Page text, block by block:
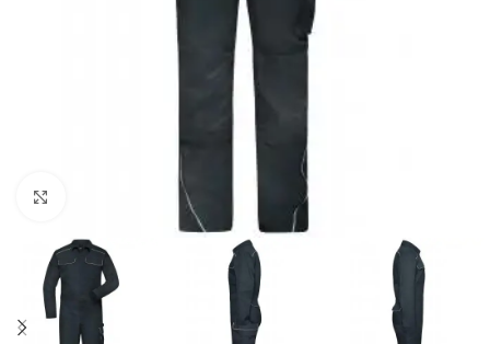
Büyütmek için tıklayın